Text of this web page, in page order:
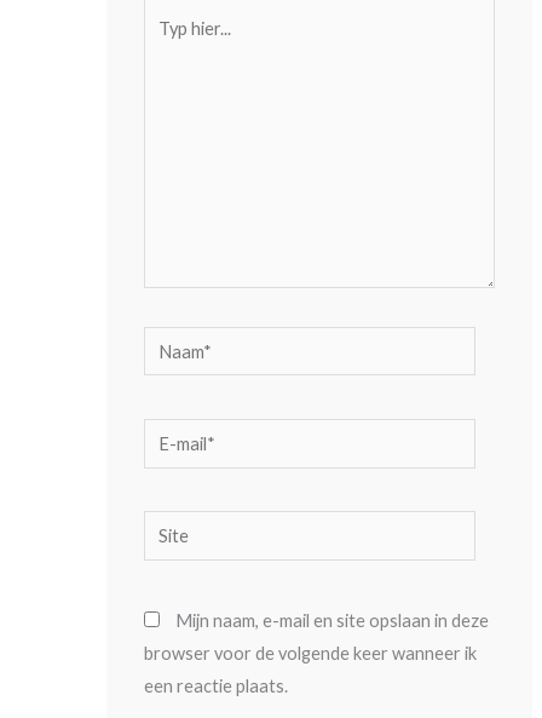
hier...
Naam*
E-
mail*
Site
Mijn naam, e-mail en site opslaan in deze
browser voor de volgende keer wanneer ik
een reactie plaats.